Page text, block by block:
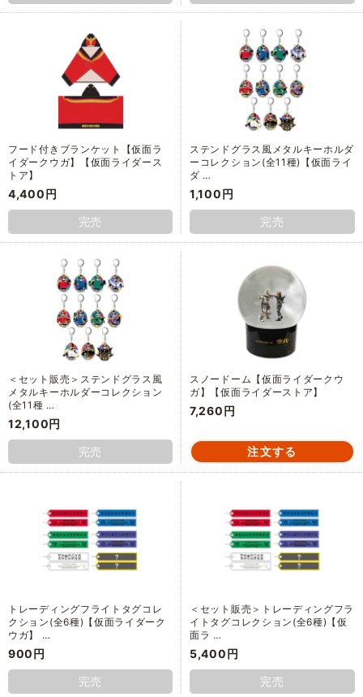
フード付きブランケット【仮面ラ
イダークウガ】【仮面ライダース
トア】
4,400円
完売
ステンドグラス風メタルキーホルダ
ーコレクション(全11種)【仮面ライ
ダ …
1,100円
完売
＜セット販売＞ステンドグラス風
メタルキーホルダーコレクション
(全11種 …
12,100円
完売
スノードーム【仮面ライダークウ
ガ】【仮面ライダーストア】
7,260円
トレーディングフライトタグコレ
クション(全6種)【仮面ライダーク
ウガ】 …
900円
完売
＜セット販売＞トレーディングフラ
イトタグコレクション(全6種)【仮
面ラ …
5,400円
完売